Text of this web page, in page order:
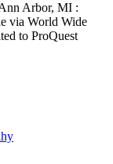
Arbor, MI :
via World Wide
to ProQuest